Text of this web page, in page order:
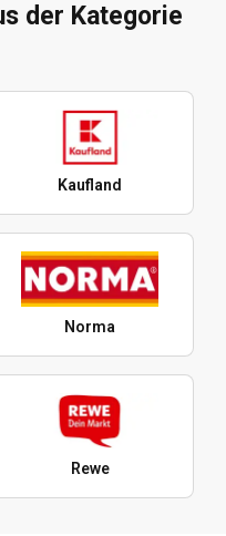
der Kategorie
Kaufland
Norma
Rewe